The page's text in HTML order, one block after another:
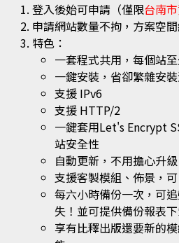
登入後始可申請（僅限台南
申請網站數量不拘，方案空
特色：
一套程式共用，每個站
一鍵安裝，省卻繁雜安
支援 IPv6
支援 HTTP/2
一鍵套用Let's Encrypt
站安全性
自動更新，不用擔心升級
支援客製模組、佈景，
每六小時備份一次，可
失！並可提供備份報表下
享有比釋出版還要新的